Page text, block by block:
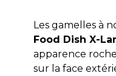
Les gamelles à
Food Dish X-
apparence
sur la face